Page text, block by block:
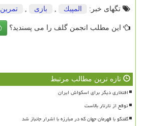
تگهای خبر:
المپیك بازی تمرین
این مطلب انجمن گلف را می پسندید؟
تازه ترین مطالب مرتبط
افتخاری دیگر برای اسکواش ایران
توقع از تارتار بالاست
گفتگو با قهرمان جهان که در مبارزه با اشرار جانباز شد